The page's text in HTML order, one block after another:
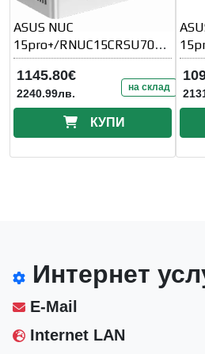
ASUS NUC
15pro+/RNUC15CRSU7000
02
1145.80€
2240.99лв. на склад
КУПИ
02
Интернет
E-Mail
Internet LAN